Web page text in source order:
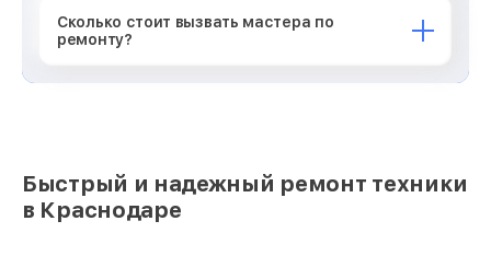
Сколько стоит вызвать мастера по
ремонту?
Быстрый и надежный ремонт техники
в Краснодаре